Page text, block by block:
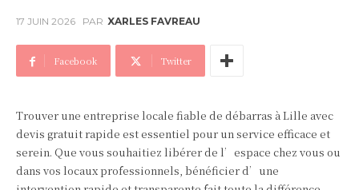
17 JUIN 2026 PAR XARLES FAVREAU
Facebook Twitter
Trouver une entreprise locale fiable de débarras à Lille avec
devis gratuit rapide est essentiel pour un service efficace et
serein. Que vous souhaitiez libérer de l’espace chez vous ou
dans vos locaux professionnels, bénéficier d’une